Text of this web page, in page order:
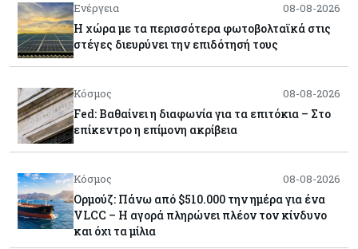
Ενέργεια 08-08-2026
Η χώρα με τα περισσότερα φωτοβολταϊκά στις
στέγες διευρύνει την επιδότησή τους
Κόσμος 08-08-2026
Fed: Βαθαίνει η διαφωνία για τα επιτόκια – Στο
επίκεντρο η επίμονη ακρίβεια
Κόσμος 08-08-2026
Ορμούζ: Πάνω από $510.000 την ημέρα για ένα
VLCC – Η αγορά πληρώνει πλέον τον κίνδυνο
και όχι τα μίλια